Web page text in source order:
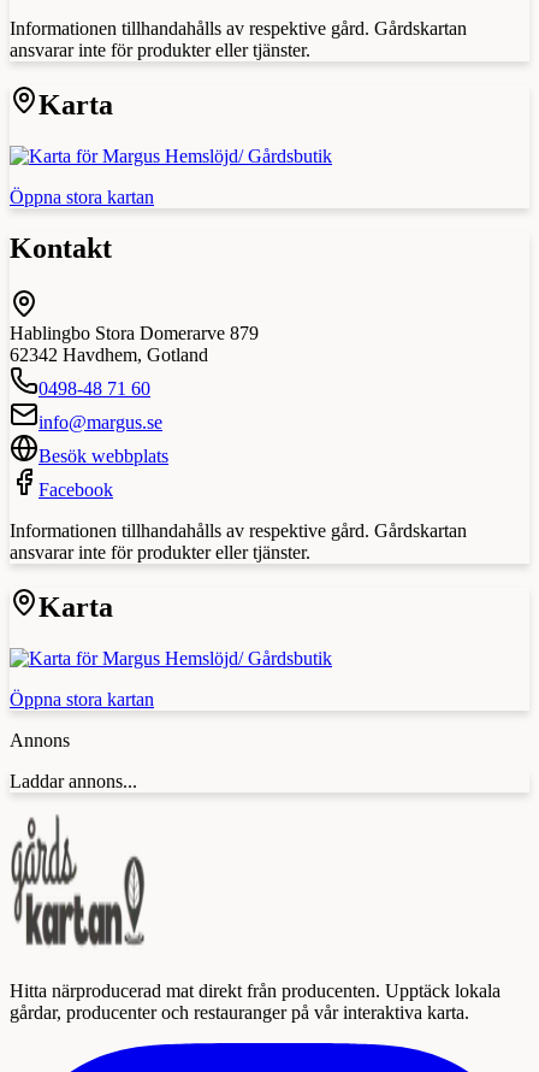
Informationen tillhandahålls av respektive gård. Gårdskartan
ansvarar inte för produkter eller tjänster.
Karta
Öppna stora kartan
Kontakt
Hablingbo Stora Domerarve 879
62342 Havdhem, Gotland
0498-48 71 60
info@margus.se
Besök webbplats
Facebook
Informationen tillhandahålls av respektive gård. Gårdskartan
ansvarar inte för produkter eller tjänster.
Karta
Öppna stora kartan
Annons
Laddar annons...
Hitta närproducerad mat direkt från producenten. Upptäck lokala
gårdar, producenter och restauranger på vår interaktiva karta.